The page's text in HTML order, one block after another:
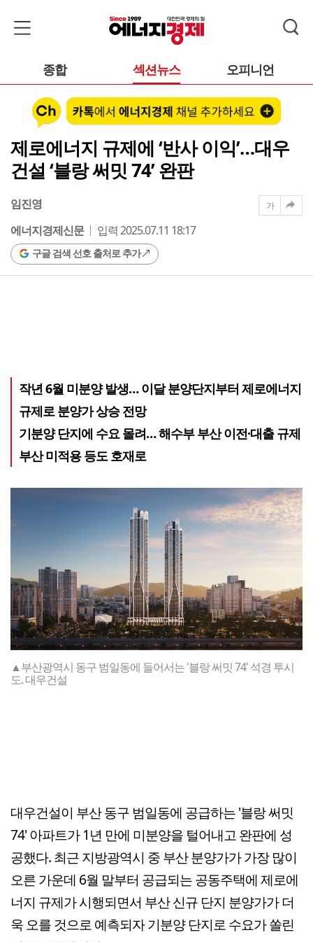
종합 섹션뉴스 오피니언
제로에너지 규제에 ‘반사 이익’…대우
건설 ‘블랑 써밋 74’ 완판
임진영
에너지경제신문
입력 2025.07.11 18:17
구글 검색 선호 출처로 추가
가
작년 6월 미분양 발생… 이달 분양단지부터 제로에너지
규제로 분양가 상승 전망
기분양 단지에 수요 몰려… 해수부 부산 이전·대출 규제
부산 미적용 등도 호재로
▲부산광역시 동구 범일동에 들어서는 '블랑 써밋 74' 석경 투시
도. 대우건설
대우건설이 부산 동구 범일동에 공급하는 '블랑 써밋
74' 아파트가 1년 만에 미분양을 털어내고 완판에 성
공했다. 최근 지방광역시 중 부산 분양가가 가장 많이
오른 가운데 6월 말부터 공급되는 공동주택에 제로에
너지 규제가 시행되면서 부산 신규 단지 분양가가 더
욱 오를 것으로 예측되자 기분양 단지로 수요가 쏠린